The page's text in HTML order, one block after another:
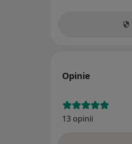
Opinie
13 opinii